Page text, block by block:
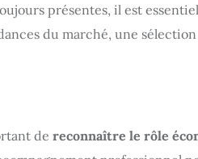
présentes, il est
du marché, une
de reconnaître le rôle